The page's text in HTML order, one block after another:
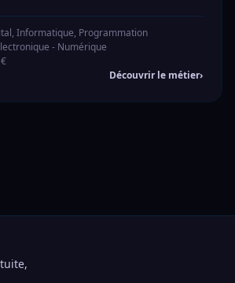
Informatique, Programmation
- Numérique
Découvrir le métier›